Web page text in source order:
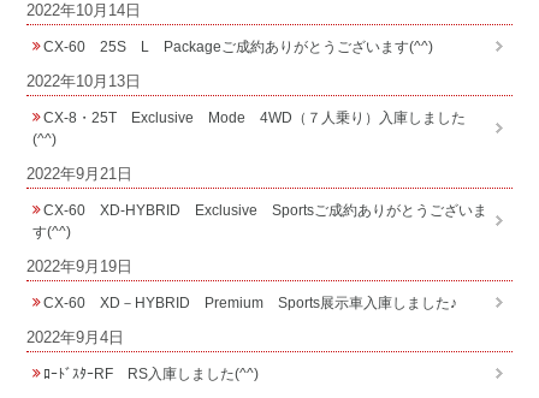
2022年10月14日
CX-60 25S L Packageご成約ありがとうございます(^^)
2022年10月13日
CX-8・25T Exclusive Mode 4WD（７人乗り）入庫しました
(^^)
2022年9月21日
CX-60 XD-HYBRID Exclusive Sportsご成約ありがとうございま
す(^^)
2022年9月19日
CX-60 XD－HYBRID Premium Sports展示車入庫しました♪
2022年9月4日
ﾛｰﾄﾞｽﾀｰRF RS入庫しました(^^)